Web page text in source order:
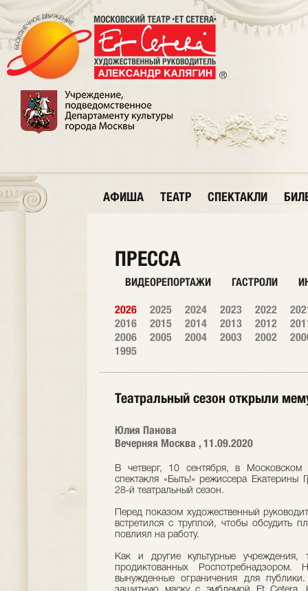
АФИША ТЕАТР СПЕКТАКЛИ
ПРЕССА
ВИДЕОРЕПОРТАЖИ ГАСТРОЛИ
2026 2025 2024 2023 2022
2016
2015 2014 2013 2012
2006
2005 2004 2003 2002
1995
Театральный сезон открыли
Юлия Панова
Вечерняя Москва , 11.09.2020
В четверг, 10 сентября, в Московском
спектакля «Быть!» режиссера Екатерины
28-й театральный сезон.
Перед показом художественный
встретился с труппой, чтобы обсудить
повлиял на работу.
Как и другие культурные учреждения,
продиктованных
вынужденные ограничения для